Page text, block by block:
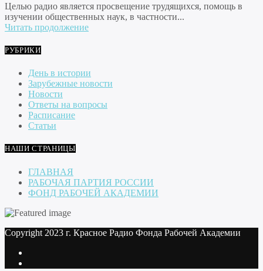
Целью радио является просвещение трудящихся, помощь в
изучении общественных наук, в частности...
Читать продолжение
РУБРИКИ
День в истории
Зарубежные новости
Новости
Ответы на вопросы
Расписание
Статьи
НАШИ СТРАНИЦЫ
ГЛАВНАЯ
РАБОЧАЯ ПАРТИЯ РОССИИ
ФОНД РАБОЧЕЙ АКАДЕМИИ
Copyright 2023 г. Красное Радио Фонда Рабочей Академии